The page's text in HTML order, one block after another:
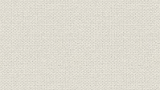
第三節 深川、門司
第四節 大阪築港と
第三章 回転窯時代